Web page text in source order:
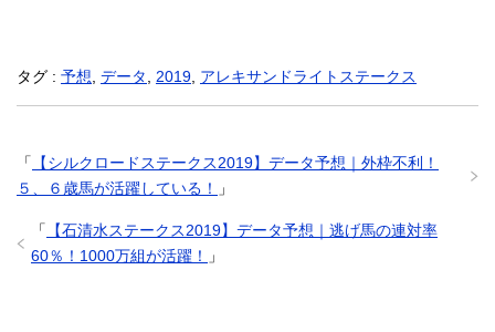
タグ : 予想 データ 2019 アレキサンドライトステークス
「
【シルクロードステークス2019】データ予想｜外枠不利！
５、６歳馬が活躍している！
」
「
【石清水ステークス2019】データ予想｜逃げ馬の連対率
60％！1000万組が活躍！
」